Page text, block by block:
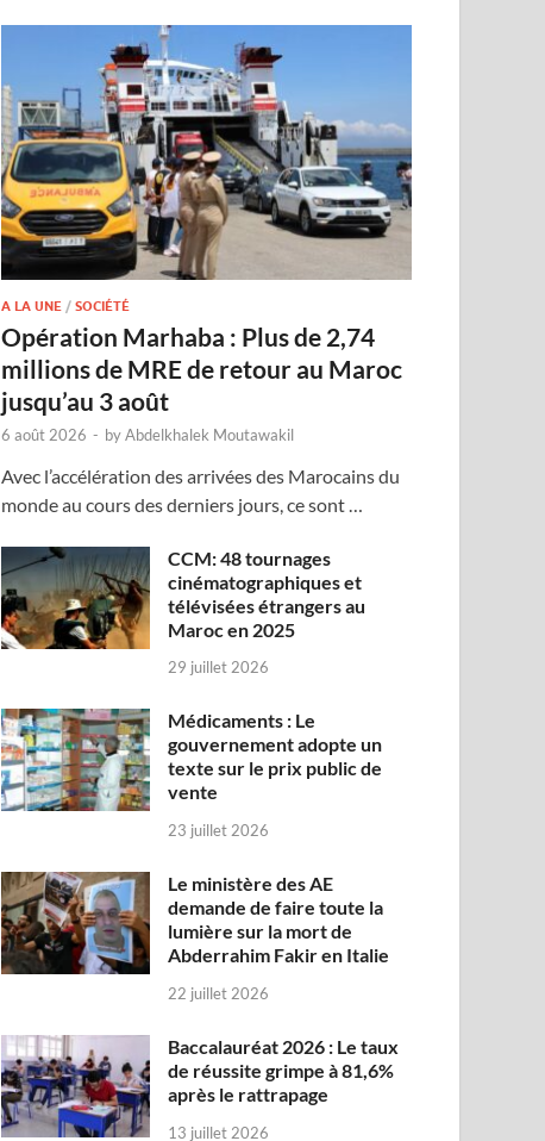
A LA UNE /SOCIÉTÉ
Opération Marhaba : Plus de 2,74
millions de MRE de retour au Maroc
jusqu’au 3 août
6 août 2026 - byAbdelkhalek Moutawakil
Avec l’accélération des arrivées des Marocains du
monde au cours des derniers jours, ce sont …
CCM: 48 tournages
cinématographiques et
télévisées étrangers au
Maroc en 2025
29 juillet 2026
Médicaments : Le
gouvernement adopte un
texte sur le prix public de
vente
23 juillet 2026
Le ministère des AE
demande de faire toute la
lumière sur la mort de
Abderrahim Fakir en Italie
22 juillet 2026
Baccalauréat 2026 : Le taux
de réussite grimpe à 81,6%
après le rattrapage
13 juillet 2026